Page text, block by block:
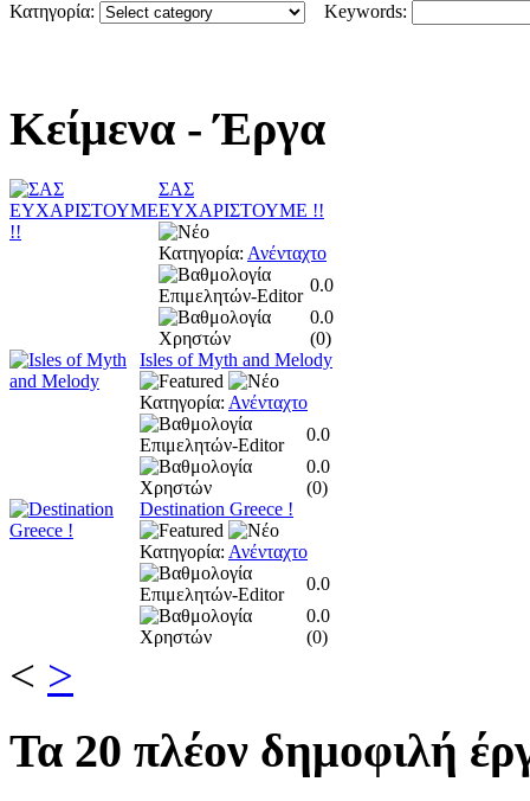
Κατηγορία: Keywords:
Κείμενα - Έργα
ΣΑΣ
ΕΥΧΑΡΙΣΤΟΥΜΕ !!
Κατηγορία: Ανένταχτο
0.0
0.0
(0)
Isles of Myth and Melody
Κατηγορία: Ανένταχτο
0.0
0.0
(0)
Destination Greece !
Κατηγορία: Ανένταχτο
0.0
0.0
(0)
< >
Τα 20 πλέον δημοφιλή